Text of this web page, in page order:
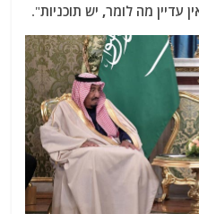
עדיין מה לומר, יש תוכניות".